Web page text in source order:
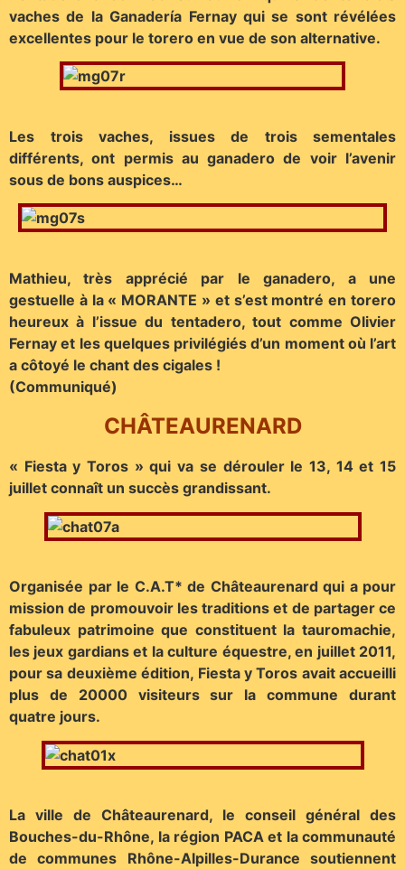
vaches de la Ganadería Fernay qui se sont révélées
excellentes pour le torero en vue de son alternative.
Les trois vaches, issues de trois sementales
différents, ont permis au ganadero de voir l’avenir
sous de bons auspices…
Mathieu, très apprécié par le ganadero, a une
gestuelle à la « MORANTE » et s’est montré en torero
heureux à l’issue du tentadero, tout comme Olivier
Fernay et les quelques privilégiés d’un moment où l’art
a côtoyé le chant des cigales !
(Communiqué)
CHÂTEAURENARD
« Fiesta y Toros » qui va se dérouler le 13, 14 et 15
juillet connaît un succès grandissant.
Organisée par le C.A.T* de Châteaurenard qui a pour
mission de promouvoir les traditions et de partager ce
fabuleux patrimoine que constituent la tauromachie,
les jeux gardians et la culture équestre, en juillet 2011,
pour sa deuxième édition, Fiesta y Toros avait accueilli
plus de 20000 visiteurs sur la commune durant
quatre jours.
La ville de Châteaurenard, le conseil général des
Bouches-du-Rhône, la région PACA et la communauté
de communes Rhône-Alpilles-Durance soutiennent